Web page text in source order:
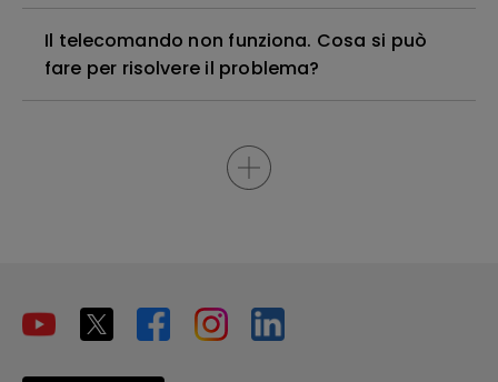
Il telecomando non funziona. Cosa si può
fare per risolvere il problema?